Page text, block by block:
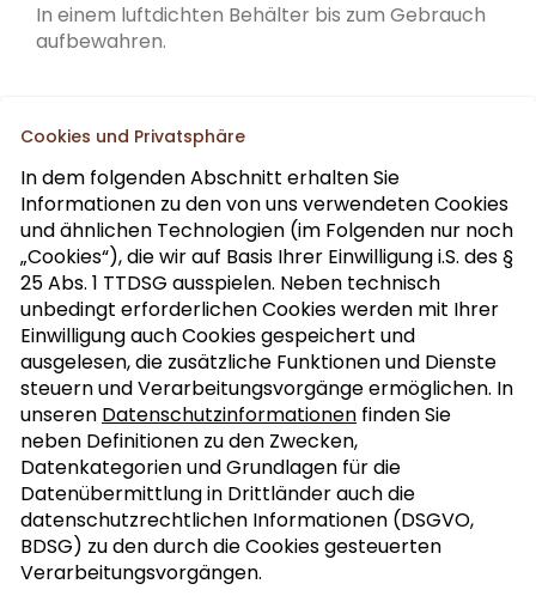
In einem luftdichten Behälter bis zum Gebrauch
aufbewahren.
Abonnieren Sie unseren Fach-Newsletter
Anrede >
ABONNIEREN
Ich bin mit der Verarbeitung meiner
personenbezogenen Daten für den Newsletter-
Versand einverstanden. Diese Vereinbarung
kann jederzeit widerrufen werden. Weitere
Informationen finden Sie in der
Cookies und Privatsphäre
In dem folgenden Abschnitt erhalten Sie
Informationen zu den von uns verwendeten Cookies
und ähnlichen Technologien (im Folgenden nur noch
„Cookies“), die wir auf Basis Ihrer Einwilligung i.S. des §
25 Abs. 1 TTDSG ausspielen. Neben technisch
unbedingt erforderlichen Cookies werden mit Ihrer
Einwilligung auch Cookies gespeichert und
ausgelesen, die zusätzliche Funktionen und Dienste
steuern und Verarbeitungsvorgänge ermöglichen. In
unseren Datenschutzinformationen finden Sie
neben Definitionen zu den Zwecken,
Datenkategorien und Grundlagen für die
Datenübermittlung in Drittländer auch die
datenschutzrechtlichen Informationen (DSGVO,
BDSG) zu den durch die Cookies gesteuerten
Verarbeitungsvorgängen.